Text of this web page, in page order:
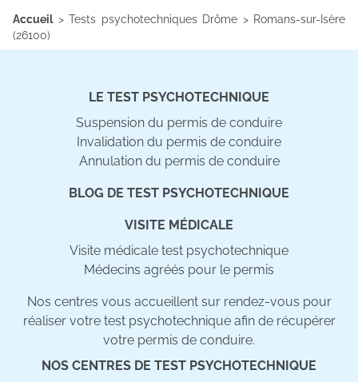
Accueil> Tests psychotechniques Drôme > Romans-sur-Isère
(26100)
LE TEST PSYCHOTECHNIQUE
Suspension du permis de conduire
Invalidation du permis de conduire
Annulation du permis de conduire
BLOG DE TEST PSYCHOTECHNIQUE
VISITE MÉDICALE
Visite médicale test psychotechnique
Médecins agréés pour le permis
Nos centres vous accueillent sur rendez-vous pour
réaliser votre test psychotechnique afin de récupérer
votre permis de conduire.
NOS CENTRES DE TEST PSYCHOTECHNIQUE